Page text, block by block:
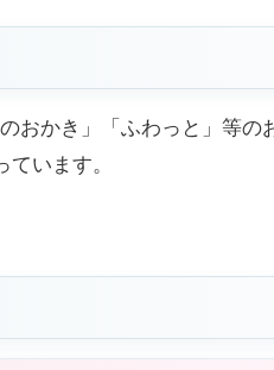
おかき」「ふわっと」等
います。